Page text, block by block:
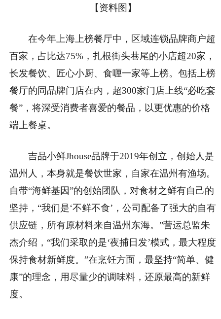
【资料图】
在今年上海上榜餐厅中，区域连锁品牌商户超
百家，占比达75%，扎根街头巷尾的小店超20家，
长发餐饮、匠心小厨、食喱一家等上榜。包括上榜
餐厅的同品牌门店在内，超300家门店上线“必吃套
餐”，将深受消费者喜爱的餐品，以更优惠的价格
端上餐桌。
吉品小鲜Jhouse品牌于2019年创立，创始人是
温州人，本身就是餐饮世家，自家在温州有渔场。
自带“海鲜基因”的创始团队，对食材之鲜有自己的
坚持，“我们是‘不鲜不食’，公司配备了强大的自有
供应链，所有原材料来自温州东海。”营运总监朱
杰介绍，“我们采取的是‘夜捕日发’模式，最大程度
保持食材新鲜度。”在烹饪方面，最坚持“简单、健
康”的理念，用尽量少的调味料，还原最高的新鲜
度。